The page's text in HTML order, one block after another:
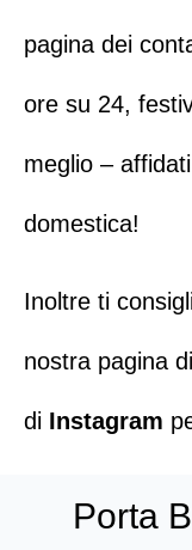
pagina dei
ore su 24,
meglio –
domestica!
Inoltre ti
nostra pagina di
di Instagram
Porta